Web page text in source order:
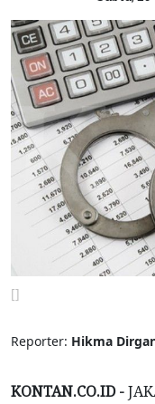
[]
Reporter: Hikma
KONTAN.CO.ID -